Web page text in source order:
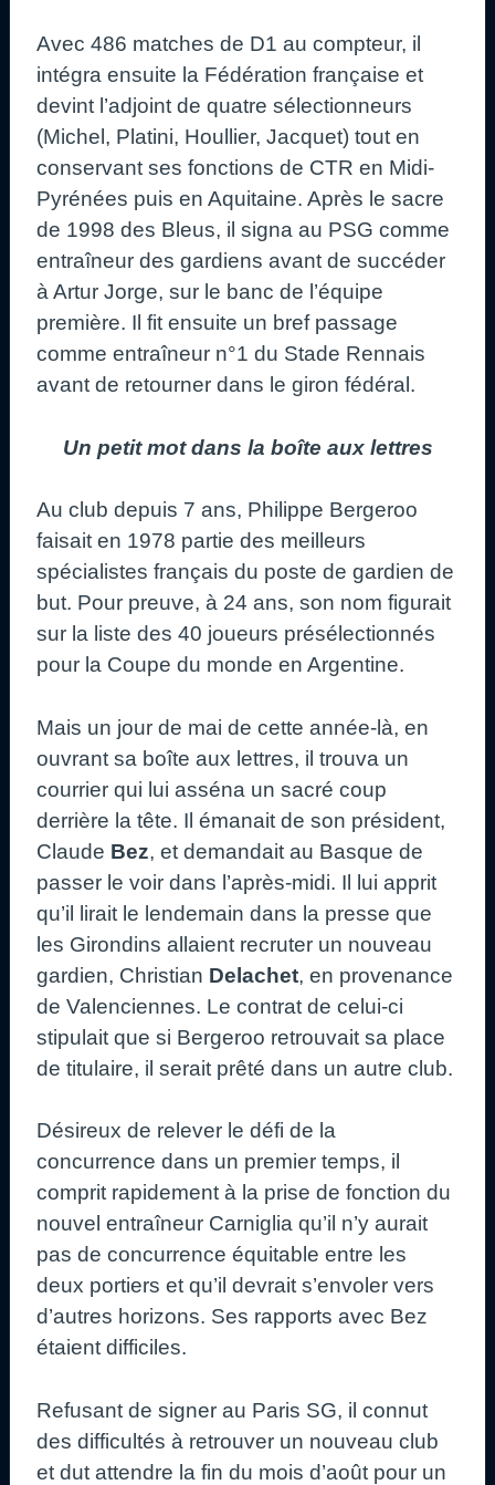
Avec 486 matches de D1 au compteur, il
intégra ensuite la Fédération française et
devint l’adjoint de quatre sélectionneurs
(Michel, Platini, Houllier, Jacquet) tout en
conservant ses fonctions de CTR en Midi-
Pyrénées puis en Aquitaine. Après le sacre
de 1998 des Bleus, il signa au PSG comme
entraîneur des gardiens avant de succéder
à Artur Jorge, sur le banc de l’équipe
première. Il fit ensuite un bref passage
comme entraîneur n°1 du Stade Rennais
avant de retourner dans le giron fédéral.
Un petit mot dans la boîte aux lettres
Au club depuis 7 ans, Philippe Bergeroo
faisait en 1978 partie des meilleurs
spécialistes français du poste de gardien de
but. Pour preuve, à 24 ans, son nom figurait
sur la liste des 40 joueurs présélectionnés
pour la Coupe du monde en Argentine.
Mais un jour de mai de cette année-là, en
ouvrant sa boîte aux lettres, il trouva un
courrier qui lui asséna un sacré coup
derrière la tête. Il émanait de son président,
Claude Bez, et demandait au Basque de
passer le voir dans l’après-midi. Il lui apprit
qu’il lirait le lendemain dans la presse que
les Girondins allaient recruter un nouveau
gardien, Christian Delachet, en provenance
de Valenciennes. Le contrat de celui-ci
stipulait que si Bergeroo retrouvait sa place
de titulaire, il serait prêté dans un autre club.
Désireux de relever le défi de la
concurrence dans un premier temps, il
comprit rapidement à la prise de fonction du
nouvel entraîneur Carniglia qu’il n’y aurait
pas de concurrence équitable entre les
deux portiers et qu’il devrait s’envoler vers
d’autres horizons. Ses rapports avec Bez
étaient difficiles.
Refusant de signer au Paris SG, il connut
des difficultés à retrouver un nouveau club
et dut attendre la fin du mois d’août pour un